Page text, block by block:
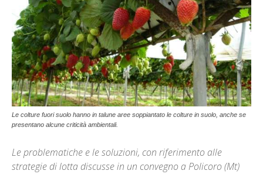
Le colture fuori suolo hanno in talune aree soppiantato le colture in suolo, anche se
presentano alcune criticità ambientali.
Le problematiche e le soluzioni, con riferimento alle
strategie di lotta discusse in un convegno a Policoro (Mt)